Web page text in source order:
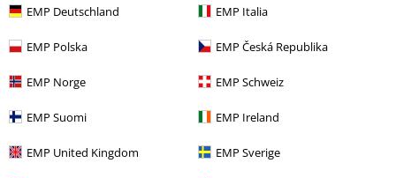
EMP Deutschland EMP Italia
EMP Polska EMP Česká Republika
EMP Norge EMP Schweiz
EMP Suomi EMP Ireland
EMP United Kingdom EMP Sverige